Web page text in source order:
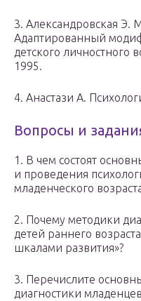
3. Александровская Э.
Адаптированный
детского личностного
1995.
4. Анастази А.
Вопросы и
1. В чем состоят
и проведения
младенческого
2. Почему методики
детей раннего
шкалами развития»?
3. Перечислите
диагностики